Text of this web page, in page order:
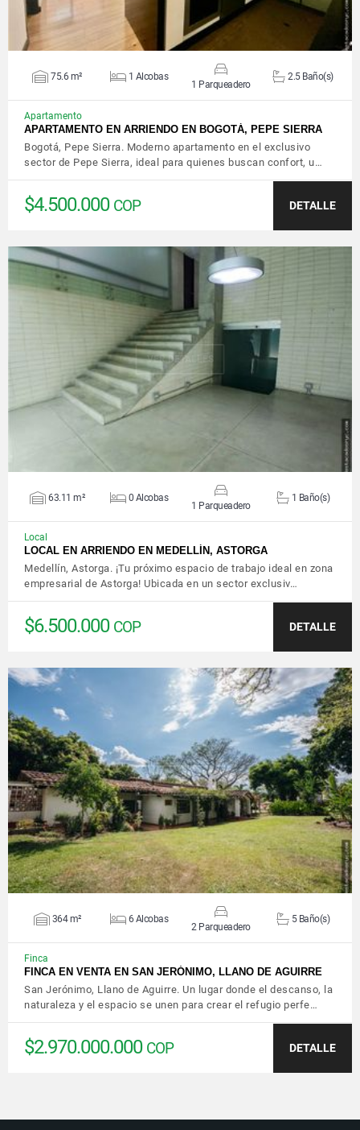
75.6 m² 1 Alcobas
1 Parqueadero
2.5 Baño(s)
Apartamento
APARTAMENTO EN ARRIENDO EN BOGOTÁ, PEPE SIERRA
Bogotá, Pepe Sierra. Moderno apartamento en el exclusivo
sector de Pepe Sierra, ideal para quienes buscan confort, u…
$4.500.000 COP DETALLE
VER DETALLES
63.11 m² 0 Alcobas
1 Parqueadero
1 Baño(s)
Local
LOCAL EN ARRIENDO EN MEDELLÍN, ASTORGA
Medellín, Astorga. ¡Tu próximo espacio de trabajo ideal en zona
empresarial de Astorga! Ubicada en un sector exclusiv…
$6.500.000 COP DETALLE
VER DETALLES
364 m² 6 Alcobas
2 Parqueadero
5 Baño(s)
Finca
FINCA EN VENTA EN SAN JERÓNIMO, LLANO DE AGUIRRE
San Jerónimo, Llano de Aguirre. Un lugar donde el descanso, la
naturaleza y el espacio se unen para crear el refugio perfe…
$2.970.000.000 COP DETALLE